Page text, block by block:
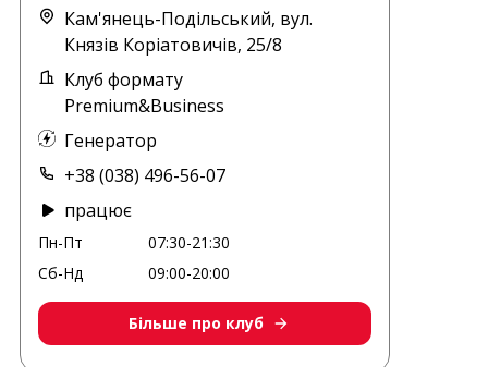
Кам'янець-Подільський, вул.
Князів Коріатовичів, 25/8
Клуб формату
Premium&Business
Генератор
+38 (038) 496-56-07
працює
Пн-Пт
07:30-21:30
Сб-Нд
09:00-20:00
Більше про клуб